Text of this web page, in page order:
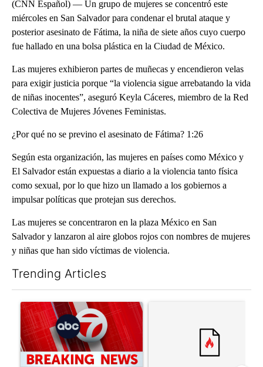
(CNN Español) — Un grupo de mujeres se concentró este
miércoles en San Salvador para condenar el brutal ataque y
posterior asesinato de Fátima, la niña de siete años cuyo cuerpo
fue hallado en una bolsa plástica en la Ciudad de México.
Las mujeres exhibieron partes de muñecas y encendieron velas
para exigir justicia porque “la violencia sigue arrebatando la vida
de niñas inocentes”, aseguró Keyla Cáceres, miembro de la Red
Colectiva de Mujeres Jóvenes Feministas.
¿Por qué no se previno el asesinato de Fátima? 1:26
Según esta organización, las mujeres en países como México y
El Salvador están expuestas a diario a la violencia tanto física
como sexual, por lo que hizo un llamado a los gobiernos a
impulsar políticas que protejan sus derechos.
Las mujeres se concentraron en la plaza México en San
Salvador y lanzaron al aire globos rojos con nombres de mujeres
y niñas que han sido víctimas de violencia.
Trending Articles
A trending article titled "Trump signs executive orders that